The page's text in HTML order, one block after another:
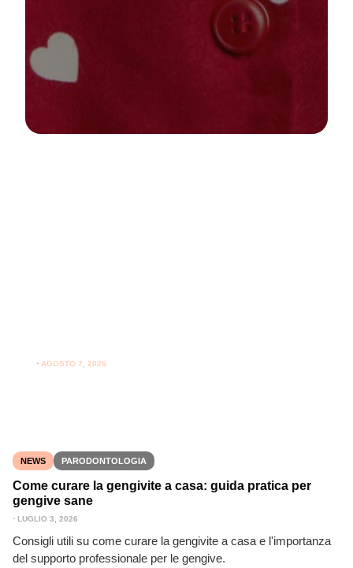
⋅ AGOSTO 7, 2026
NEWS PARODONTOLOGIA
Come curare la gengivite a casa: guida pratica per
gengive sane
⋅ LUGLIO 3, 2026
Consigli utili su come curare la gengivite a casa e l'importanza
del supporto professionale per le gengive.